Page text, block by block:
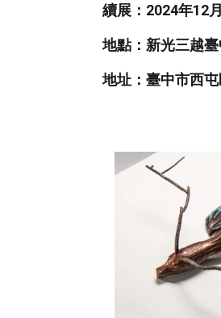
續展：2024年12
地點：新光三越
地址：臺中市西